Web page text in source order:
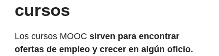
cursos
Los cursos MOOC sirven para encontrar
ofertas de empleo y crecer en algún oficio.